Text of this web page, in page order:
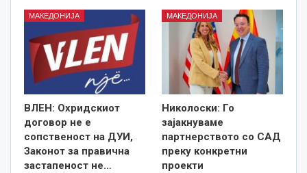
МАКЕДОНИЈА
ВЛЕН: Охридскиот
договор не е
сопственост на ДУИ,
Законот за правична
застапеност не…
МАКЕДОНИЈА
Николоски: Го
зајакнуваме
партнерството со САД
преку конкретни
проекти